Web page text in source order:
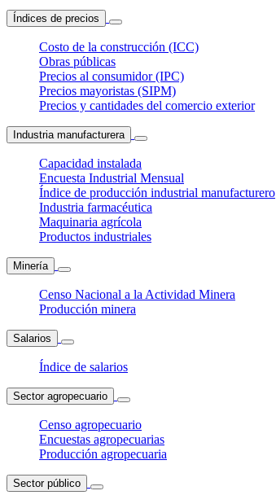
Índices de precios
Costo de la construcción (ICC)
Obras públicas
Precios al consumidor (IPC)
Precios mayoristas (SIPM)
Precios y cantidades del comercio exterior
Industria manufacturera
Capacidad instalada
Encuesta Industrial Mensual
Índice de producción industrial manufacturero
Industria farmacéutica
Maquinaria agrícola
Productos industriales
Minería
Censo Nacional a la Actividad Minera
Producción minera
Salarios
Índice de salarios
Sector agropecuario
Censo agropecuario
Encuestas agropecuarias
Producción agropecuaria
Sector público